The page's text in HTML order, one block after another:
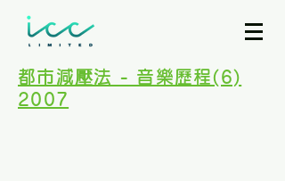
都市減壓法 - 音樂歷程(6)
2007